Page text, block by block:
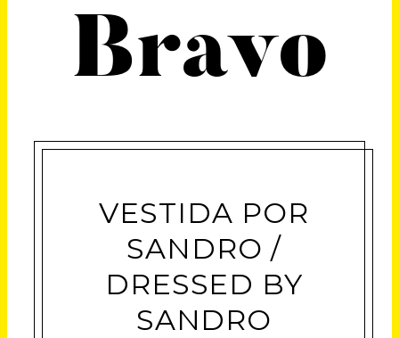
Bravo
VESTIDA POR
SANDRO /
DRESSED BY
SANDRO